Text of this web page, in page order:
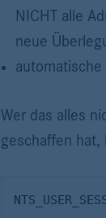
NICHT alle
neue
Wer das alles
geschaffen hat,